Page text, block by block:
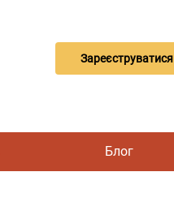
Зареєструватися
Блог